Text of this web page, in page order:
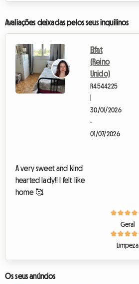
Avaliações deixadas pelos seus inquilinos
Elfat
(Reino
Unido)
R4544225
30/01/2026
-
01/07/2026
A very sweet and kind
hearted lady!! I felt like
home 🥰
Geral
Limpeza
Os seus anúncios